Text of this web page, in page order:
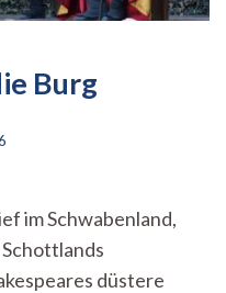
Burg
Hohenzollern
im Schwabenland,
düstere